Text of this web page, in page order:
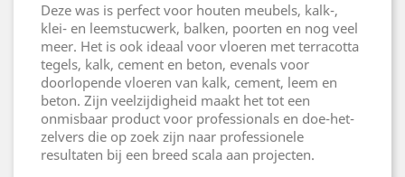
Deze was is perfect voor houten meubels, kalk-,
klei- en leemstucwerk, balken, poorten en nog veel
meer. Het is ook ideaal voor vloeren met terracotta
tegels, kalk, cement en beton, evenals voor
doorlopende vloeren van kalk, cement, leem en
beton. Zijn veelzijdigheid maakt het tot een
onmisbaar product voor professionals en doe-het-
zelvers die op zoek zijn naar professionele
resultaten bij een breed scala aan projecten.